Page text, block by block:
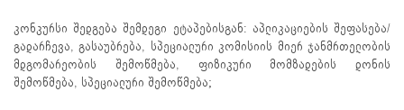
კონკურსი შედგება შემდეგი ეტაპებისგან: აპლიკაციების შეფასება/
გადარჩევა, გასაუბრება, სპეციალური კომისიის მიერ ჯანმრთელობის
მდგომარეობის შემოწმება, ფიზიკური მომზადების დონის
შემოწმება, სპეციალური შემოწმება;